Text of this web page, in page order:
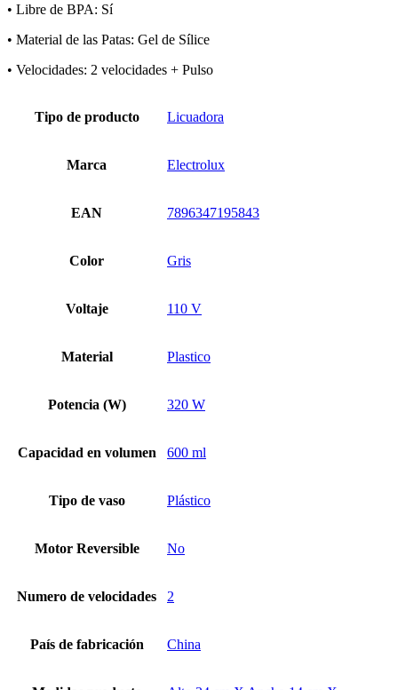
• Libre de BPA: Sí
• Material de las Patas: Gel de Sílice
• Velocidades: 2 velocidades + Pulso
Tipo de producto Licuadora
Marca Electrolux
EAN 7896347195843
Color Gris
Voltaje 110 V
Material Plastico
Potencia (W) 320 W
Capacidad en volumen 600 ml
Tipo de vaso Plástico
Motor Reversible No
Numero de velocidades 2
País de fabricación China